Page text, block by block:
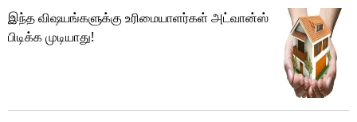
இந்த விஷயங்களுக்கு உரிமையாளர்கள் அட்வான்ஸ்
பிடிக்க முடியாது!